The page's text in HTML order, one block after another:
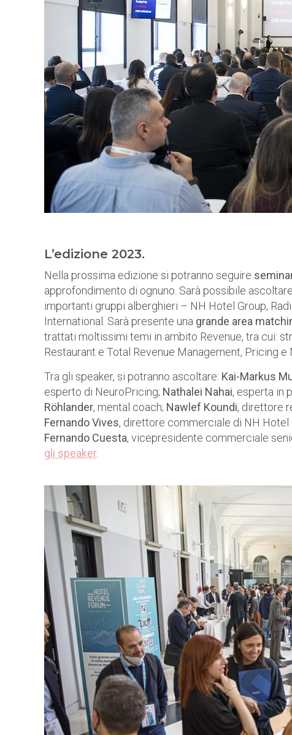
L’edizione 2023.
Nella prossima edizione si potranno seguire
approfondimento di ognuno. Sarà possibile ascoltare
importanti gruppi alberghieri – NH Hotel Group,
International. Sarà presente una grande area
trattati moltissimi temi in ambito Revenue, tra cui:
Restaurant e Total Revenue Management, Pricing e
Tra gli speaker, si potranno ascoltare: Kai-Markus
esperto di NeuroPricing; Nathalei Nahai, esperta in
Röhlander, mental coach; Nawlef Koundi, direttore
Fernando Vives, direttore commerciale di NH Hotel
Fernando Cuesta, vicepresidente commerciale
gli speaker.